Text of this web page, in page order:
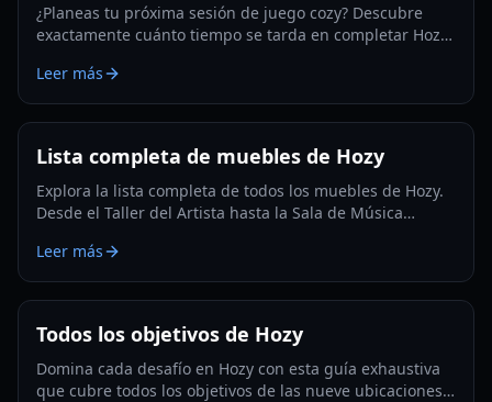
¿Planeas tu próxima sesión de juego cozy? Descubre
exactamente cuánto tiempo se tarda en completar Hozy,
según el estilo de juego y consejos para completistas.
Leer más
Lista completa de muebles de Hozy
Explora la lista completa de todos los muebles de Hozy.
Desde el Taller del Artista hasta la Sala de Música
decorar tus acogedores dioramas.
Leer más
Todos los objetivos de Hozy
Domina cada desafío en Hozy con esta guía exhaustiva
que cubre todos los objetivos de las nueve ubicaciones